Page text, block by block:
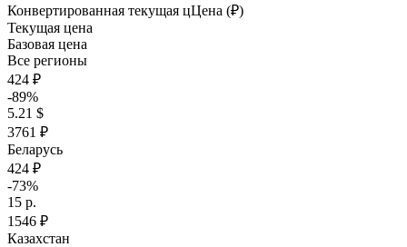
Конвертированная текущая цЦена (₽)
Текущая цена
Базовая цена
Все регионы
424 ₽
-89%
5.21 $
3761 ₽
Беларусь
424 ₽
-73%
15 р.
1546 ₽
Казахстан